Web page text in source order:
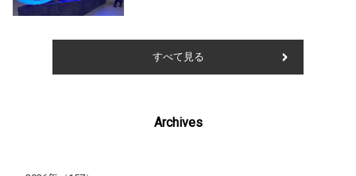
すべて見る
Archives